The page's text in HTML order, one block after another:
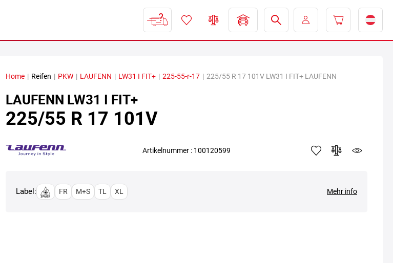
Home | Reifen | PKW | LAUFENN | LW31 I FIT+ | 225-55-r-17 | 225/55 R 17 101V LW31 I FIT+ LAUFENN
LAUFENN LW31 I FIT+
225/55 R 17 101V
Artikelnummer : 100120599
Label: FR M+S TL XL Mehr info